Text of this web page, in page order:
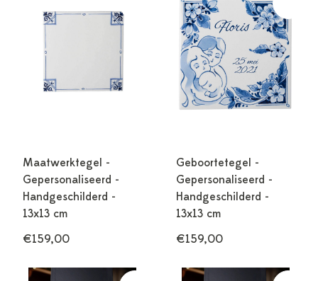
Maatwerktegel -
Gepersonaliseerd -
Handgeschilderd -
13x13 cm
€159,00
Geboortetegel -
Gepersonaliseerd -
Handgeschilderd -
13x13 cm
€159,00